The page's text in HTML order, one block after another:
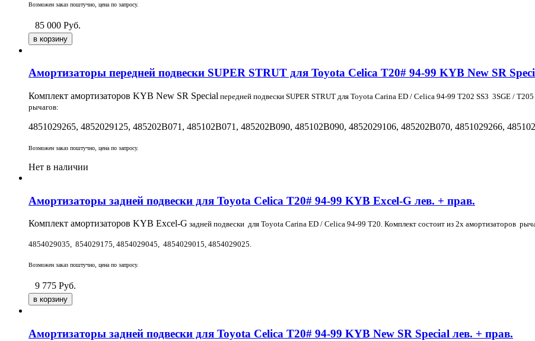
Возможен заказ поштучно, цена по запросу.
85 000 Руб.
Амортизаторы передней подвески SUPER STRUT для Toyota Celica T20# 94-99 KYB New SR
Комплект амортизаторов KYB New SR Special передней подвески SUPER STRUT для Toyota Carina ED / Celica 94-99 T202 SS3 3SGE / T205
рычагов:
4851029265, 4852029125, 485202B071, 485102B071, 485202B090, 485102B090, 4852029106, 485202B070, 4851029266,
Возможен заказ поштучно, цена по запросу.
Нет в наличии
Амортизаторы задней подвески для Toyota Celica T20# 94-99 KYB Excel-G лев. + прав.
Комплект амортизаторов KYB Excel-G задней подвески для Toyota Carina ED / Celica 94-99 T20. Комплект состоит из 2х амортизаторов
4854029035, 854029175, 4854029045, 4854029015, 4854029025.
Возможен заказ поштучно, цена по запросу.
9 775 Руб.
Амортизаторы задней подвески для Toyota Celica T20# 94-99 KYB New SR Special лев. + прав.